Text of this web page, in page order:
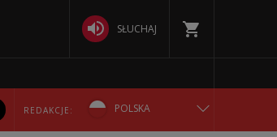
SŁUCHAJ
REDAKCJE: POLSKA